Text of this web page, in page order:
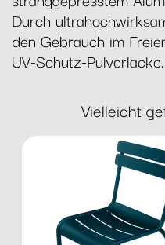
Durch
den Gebrauch im
UV-Schutz-Pulverlacke.
Vielleicht